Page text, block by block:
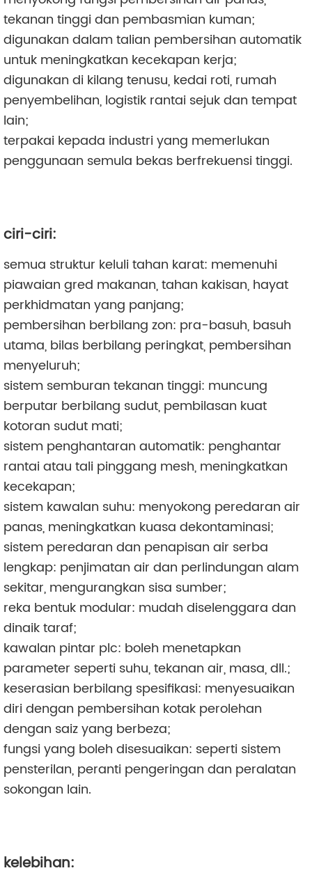
tekanan tinggi dan pembasmian kuman;
digunakan dalam talian pembersihan automatik
untuk meningkatkan kecekapan kerja;
digunakan di kilang tenusu, kedai roti, rumah
penyembelihan, logistik rantai sejuk dan tempat
lain;
terpakai kepada industri yang memerlukan
penggunaan semula bekas berfrekuensi tinggi.
ciri-ciri:
semua struktur keluli tahan karat: memenuhi
piawaian gred makanan, tahan kakisan, hayat
perkhidmatan yang panjang;
pembersihan berbilang zon: pra-basuh, basuh
utama, bilas berbilang peringkat, pembersihan
menyeluruh;
sistem semburan tekanan tinggi: muncung
berputar berbilang sudut, pembilasan kuat
kotoran sudut mati;
sistem penghantaran automatik: penghantar
rantai atau tali pinggang mesh, meningkatkan
kecekapan;
sistem kawalan suhu: menyokong peredaran air
panas, meningkatkan kuasa dekontaminasi;
sistem peredaran dan penapisan air serba
lengkap: penjimatan air dan perlindungan alam
sekitar, mengurangkan sisa sumber;
reka bentuk modular: mudah diselenggara dan
dinaik taraf;
kawalan pintar plc: boleh menetapkan
parameter seperti suhu, tekanan air, masa, dll.;
keserasian berbilang spesifikasi: menyesuaikan
diri dengan pembersihan kotak perolehan
dengan saiz yang berbeza;
fungsi yang boleh disesuaikan: seperti sistem
pensterilan, peranti pengeringan dan peralatan
sokongan lain.
kelebihan: